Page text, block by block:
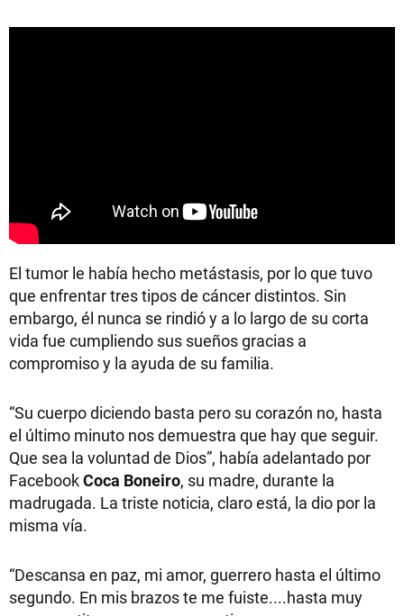
El tumor le había hecho metástasis, por lo que tuvo
que enfrentar tres tipos de cáncer distintos. Sin
embargo, él nunca se rindió y a lo largo de su corta
vida fue cumpliendo sus sueños gracias a
compromiso y la ayuda de su familia.
“Su cuerpo diciendo basta pero su corazón no, hasta
el último minuto nos demuestra que hay que seguir.
Que sea la voluntad de Dios”, había adelantado por
FacebookCoca Boneiro, su madre, durante la
madrugada. La triste noticia, claro está, la dio por la
misma vía.
“Descansa en paz, mi amor, guerrero hasta el último
segundo. En mis brazos te me fuiste....hasta muy